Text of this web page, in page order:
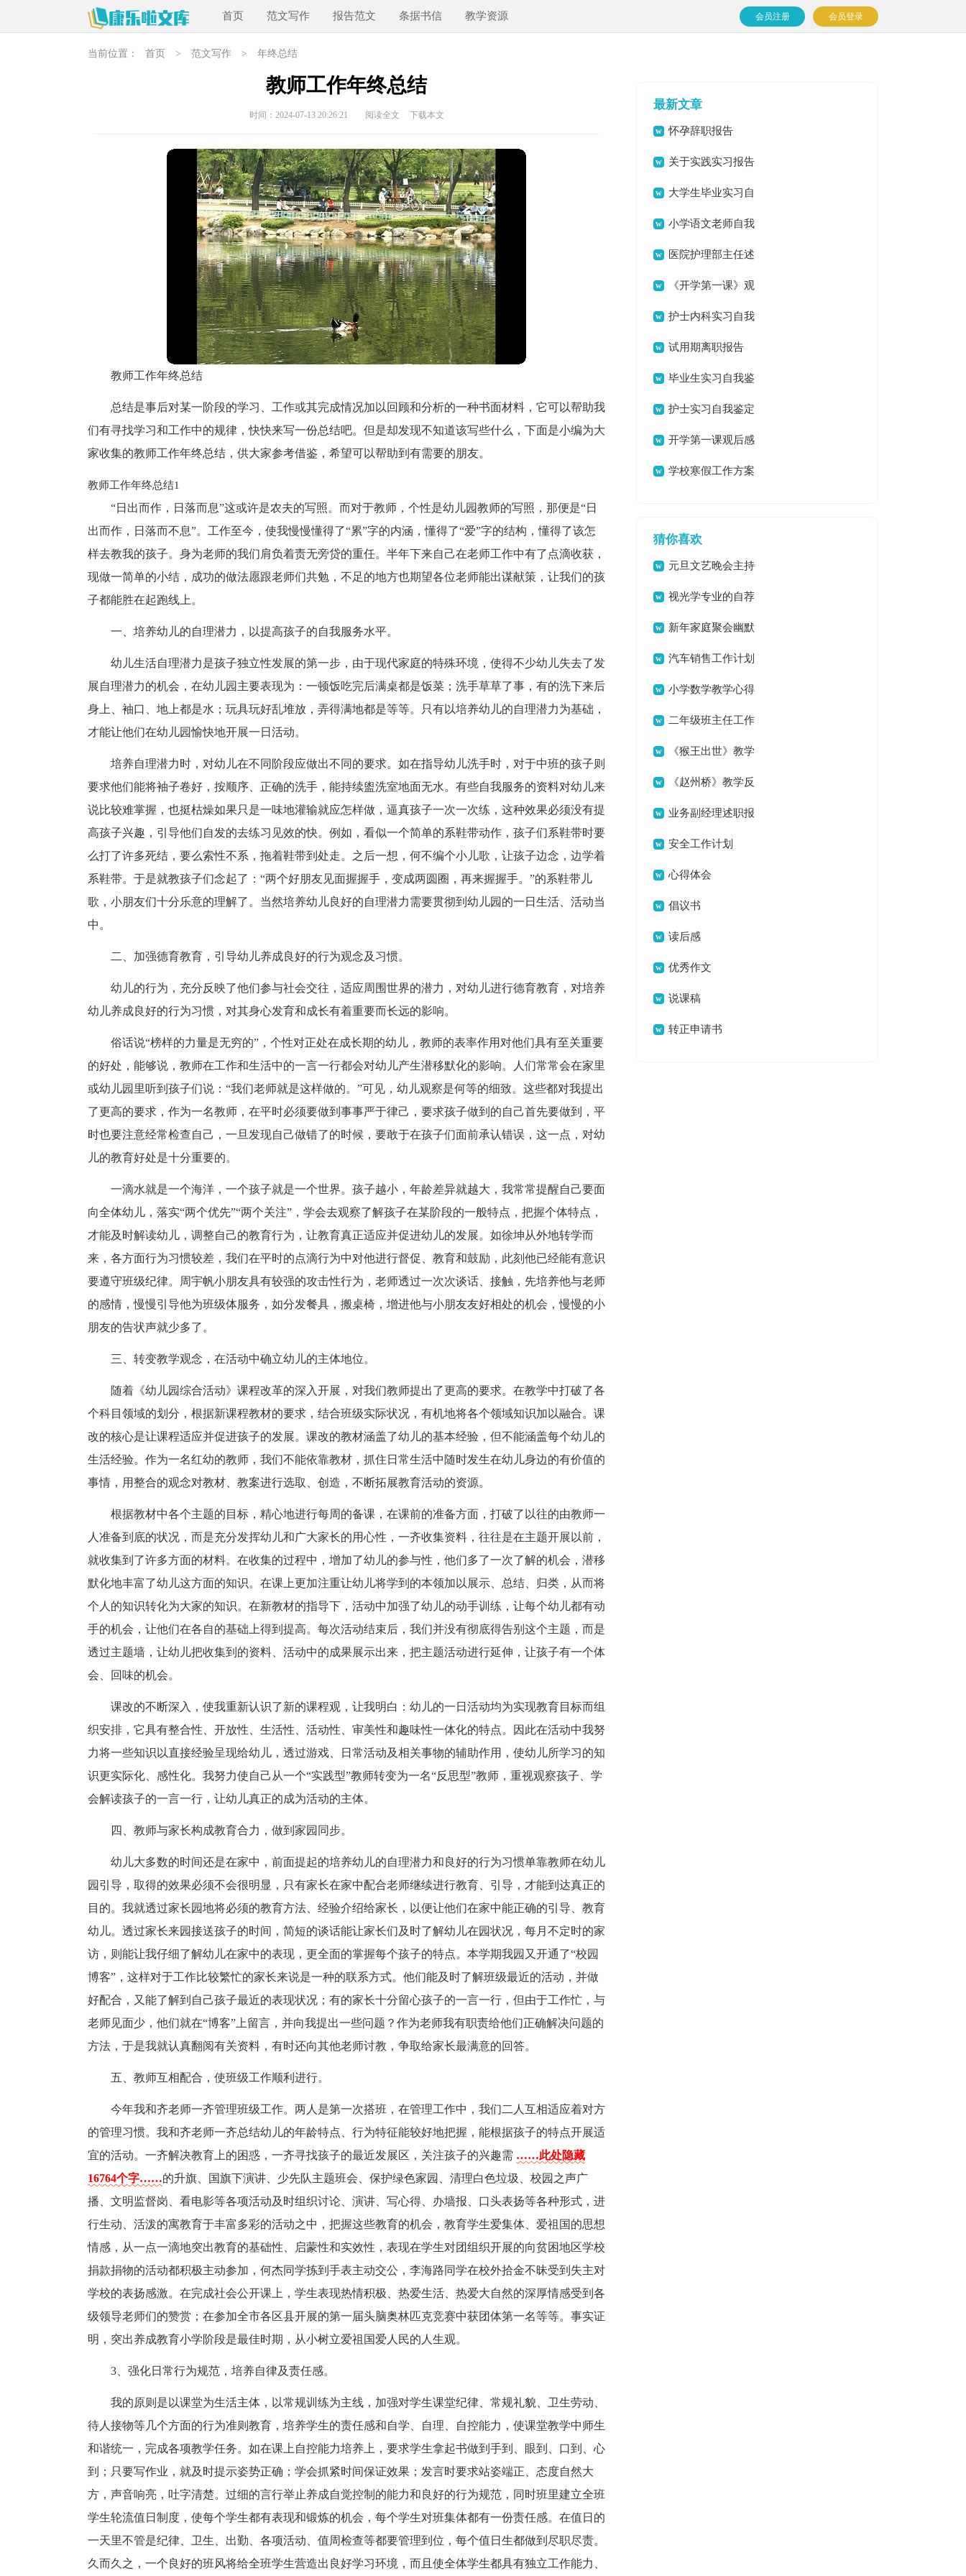
首页 范文写作 报告范文 条据书信 教学资源 会员登录
会员注册
当前位置： 首页 > 范文写作 > 年终总结
教师工作年终总结
时间：2024-07-13 20:26:21 阅读全文 下载本文
教师工作年终总结
总结是事后对某一阶段的学习、工作或其完成情况加以回顾和分析的一种书面材料，它可以帮助我
们有寻找学习和工作中的规律，快快来写一份总结吧。但是却发现不知道该写些什么，下面是小编为大
家收集的教师工作年终总结，供大家参考借鉴，希望可以帮助到有需要的朋友。
教师工作年终总结1
“日出而作，日落而息”这或许是农夫的写照。而对于教师，个性是幼儿园教师的写照，那便是“日
出而作，日落而不息”。工作至今，使我慢慢懂得了“累”字的内涵，懂得了“爱”字的结构，懂得了该怎
样去教我的孩子。身为老师的我们肩负着责无旁贷的重任。半年下来自己在老师工作中有了点滴收获，
现做一简单的小结，成功的做法愿跟老师们共勉，不足的地方也期望各位老师能出谋献策，让我们的孩
子都能胜在起跑线上。
一、培养幼儿的自理潜力，以提高孩子的自我服务水平。
幼儿生活自理潜力是孩子独立性发展的第一步，由于现代家庭的特殊环境，使得不少幼儿失去了发
展自理潜力的机会，在幼儿园主要表现为：一顿饭吃完后满桌都是饭菜；洗手草草了事，有的洗下来后
身上、袖口、地上都是水；玩具玩好乱堆放，弄得满地都是等等。只有以培养幼儿的自理潜力为基础，
才能让他们在幼儿园愉快地开展一日活动。
培养自理潜力时，对幼儿在不同阶段应做出不同的要求。如在指导幼儿洗手时，对于中班的孩子则
要求他们能将袖子卷好，按顺序、正确的洗手，能持续盥洗室地面无水。有些自我服务的资料对幼儿来
说比较难掌握，也挺枯燥如果只是一味地灌输就应怎样做，逼真孩子一次一次练，这种效果必须没有提
高孩子兴趣，引导他们自发的去练习见效的快。例如，看似一个简单的系鞋带动作，孩子们系鞋带时要
么打了许多死结，要么索性不系，拖着鞋带到处走。之后一想，何不编个小儿歌，让孩子边念，边学着
系鞋带。于是就教孩子们念起了：“两个好朋友见面握握手，变成两圆圈，再来握握手。”的系鞋带儿
歌，小朋友们十分乐意的理解了。当然培养幼儿良好的自理潜力需要贯彻到幼儿园的一日生活、活动当
中。
二、加强德育教育，引导幼儿养成良好的行为观念及习惯。
幼儿的行为，充分反映了他们参与社会交往，适应周围世界的潜力，对幼儿进行德育教育，对培养
幼儿养成良好的行为习惯，对其身心发育和成长有着重要而长远的影响。
俗话说“榜样的力量是无穷的”，个性对正处在成长期的幼儿，教师的表率作用对他们具有至关重要
的好处，能够说，教师在工作和生活中的一言一行都会对幼儿产生潜移默化的影响。人们常常会在家里
或幼儿园里听到孩子们说：“我们老师就是这样做的。”可见，幼儿观察是何等的细致。这些都对我提出
了更高的要求，作为一名教师，在平时必须要做到事事严于律己，要求孩子做到的自己首先要做到，平
时也要注意经常检查自己，一旦发现自己做错了的时候，要敢于在孩子们面前承认错误，这一点，对幼
儿的教育好处是十分重要的。
一滴水就是一个海洋，一个孩子就是一个世界。孩子越小，年龄差异就越大，我常常提醒自己要面
向全体幼儿，落实“两个优先”“两个关注”，学会去观察了解孩子在某阶段的一般特点，把握个体特点，
才能及时解读幼儿，调整自己的教育行为，让教育真正适应并促进幼儿的发展。如徐坤从外地转学而
来，各方面行为习惯较差，我们在平时的点滴行为中对他进行督促、教育和鼓励，此刻他已经能有意识
要遵守班级纪律。周宇帆小朋友具有较强的攻击性行为，老师透过一次次谈话、接触，先培养他与老师
的感情，慢慢引导他为班级体服务，如分发餐具，搬桌椅，增进他与小朋友友好相处的机会，慢慢的小
朋友的告状声就少多了。
三、转变教学观念，在活动中确立幼儿的主体地位。
随着《幼儿园综合活动》课程改革的深入开展，对我们教师提出了更高的要求。在教学中打破了各
个科目领域的划分，根据新课程教材的要求，结合班级实际状况，有机地将各个领域知识加以融合。课
改的核心是让课程适应并促进孩子的发展。课改的教材涵盖了幼儿的基本经验，但不能涵盖每个幼儿的
生活经验。作为一名红幼的教师，我们不能依靠教材，抓住日常生活中随时发生在幼儿身边的有价值的
事情，用整合的观念对教材、教案进行选取、创造，不断拓展教育活动的资源。
根据教材中各个主题的目标，精心地进行每周的备课，在课前的准备方面，打破了以往的由教师一
人准备到底的状况，而是充分发挥幼儿和广大家长的用心性，一齐收集资料，往往是在主题开展以前，
就收集到了许多方面的材料。在收集的过程中，增加了幼儿的参与性，他们多了一次了解的机会，潜移
默化地丰富了幼儿这方面的知识。在课上更加注重让幼儿将学到的本领加以展示、总结、归类，从而将
个人的知识转化为大家的知识。在新教材的指导下，活动中加强了幼儿的动手训练，让每个幼儿都有动
手的机会，让他们在各自的基础上得到提高。每次活动结束后，我们并没有彻底得告别这个主题，而是
透过主题墙，让幼儿把收集到的资料、活动中的成果展示出来，把主题活动进行延伸，让孩子有一个体
会、回味的机会。
课改的不断深入，使我重新认识了新的课程观，让我明白：幼儿的一日活动均为实现教育目标而组
织安排，它具有整合性、开放性、生活性、活动性、审美性和趣味性一体化的特点。因此在活动中我努
力将一些知识以直接经验呈现给幼儿，透过游戏、日常活动及相关事物的辅助作用，使幼儿所学习的知
识更实际化、感性化。我努力使自己从一个“实践型”教师转变为一名“反思型”教师，重视观察孩子、学
会解读孩子的一言一行，让幼儿真正的成为活动的主体。
四、教师与家长构成教育合力，做到家园同步。
幼儿大多数的时间还是在家中，前面提起的培养幼儿的自理潜力和良好的行为习惯单靠教师在幼儿
园引导，取得的效果必须不会很明显，只有家长在家中配合老师继续进行教育、引导，才能到达真正的
目的。我就透过家长园地将必须的教育方法、经验介绍给家长，以便让他们在家中能正确的引导、教育
幼儿。透过家长来园接送孩子的时间，简短的谈话能让家长们及时了解幼儿在园状况，每月不定时的家
访，则能让我仔细了解幼儿在家中的表现，更全面的掌握每个孩子的特点。本学期我园又开通了“校园
博客”，这样对于工作比较繁忙的家长来说是一种的联系方式。他们能及时了解班级最近的活动，并做
好配合，又能了解到自己孩子最近的表现状况；有的家长十分留心孩子的一言一行，但由于工作忙，与
老师见面少，他们就在“博客”上留言，并向我提出一些问题？作为老师我有职责给他们正确解决问题的
方法，于是我就认真翻阅有关资料，有时还向其他老师讨教，争取给家长最满意的回答。
五、教师互相配合，使班级工作顺利进行。
今年我和齐老师一齐管理班级工作。两人是第一次搭班，在管理工作中，我们二人互相适应着对方
的管理习惯。我和齐老师一齐总结幼儿的年龄特点、行为特征能较好地把握，能根据孩子的特点开展适
宜的活动。一齐解决教育上的困惑，一齐寻找孩子的最近发展区，关注孩子的兴趣需 ……此处隐藏
16764个字……的升旗、国旗下演讲、少先队主题班会、保护绿色家园、清理白色垃圾、校园之声广
播、文明监督岗、看电影等各项活动及时组织讨论、演讲、写心得、办墙报、口头表扬等各种形式，进
行生动、活泼的寓教育于丰富多彩的活动之中，把握这些教育的机会，教育学生爱集体、爱祖国的思想
情感，从一点一滴地突出教育的基础性、启蒙性和实效性，表现在学生对团组织开展的向贫困地区学校
捐款捐物的活动都积极主动参加，何杰同学拣到手表主动交公，李海路同学在校外拾金不昧受到失主对
学校的表扬感激。在完成社会公开课上，学生表现热情积极、热爱生活、热爱大自然的深厚情感受到各
级领导老师们的赞赏；在参加全市各区县开展的第一届头脑奥林匹克竞赛中获团体第一名等等。事实证
明，突出养成教育小学阶段是最佳时期，从小树立爱祖国爱人民的人生观。
3、强化日常行为规范，培养自律及责任感。
我的原则是以课堂为生活主体，以常规训练为主线，加强对学生课堂纪律、常规礼貌、卫生劳动、
待人接物等几个方面的行为准则教育，培养学生的责任感和自学、自理、自控能力，使课堂教学中师生
和谐统一，完成各项教学任务。如在课上自控能力培养上，要求学生拿起书做到手到、眼到、口到、心
到；只要写作业，就及时提示姿势正确；学会抓紧时间保证效果；发言时要求站姿端正、态度自然大
方，声音响亮，吐字清楚。过细的言行举止养成自觉控制的能力和良好的行为规范，同时班里建立全班
学生轮流值日制度，使每个学生都有表现和锻炼的机会，每个学生对班集体都有一份责任感。在值日的
一天里不管是纪律、卫生、出勤、各项活动、值周检查等都要管理到位，每个值日生都做到尽职尽责。
久而久之，一个良好的班风将给全班学生营造出良好学习环境，而且使全体学生都具有独立工作能力、
最新文章
怀孕辞职报告
关于实践实习报告
模板汇总九篇
大学生毕业实习自
我鉴定小学语文老师自我
鉴定医院护理部主任述
职报告《开学第一课》观
后感(集锦15篇)
护士内科实习自我
鉴定试用期离职报告
毕业生实习自我鉴
定 护士实习自我鉴定
开学第一课观后感
汇编15篇
学校寒假工作方案
猜你喜欢
元旦文艺晚会主持
稿 视光学专业的自荐
信 新年家庭聚会幽默
简单祝酒词10篇
汽车销售工作计划
(15篇)小学数学教学心得
(15篇)二年级班主任工作
总结《猴王出世》教学
反思《赵州桥》教学反
思(15篇)
业务副经理述职报
告 安全工作计划
心得体会
倡议书
读后感
优秀作文
说课稿
转正申请书